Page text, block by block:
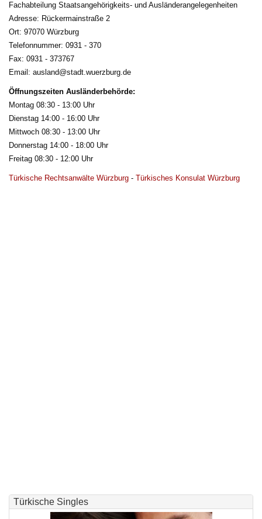
Fachabteilung Staatsangehörigkeits- und Ausländerangelegenheiten
Adresse: Rückermainstraße 2
Ort: 97070 Würzburg
Telefonnummer: 0931 - 370
Fax: 0931 - 373767
Email: ausland@stadt.wuerzburg.de
Öffnungszeiten Ausländerbehörde:
Montag 08:30 - 13:00 Uhr
Dienstag 14:00 - 16:00 Uhr
Mittwoch 08:30 - 13:00 Uhr
Donnerstag 14:00 - 18:00 Uhr
Freitag 08:30 - 12:00 Uhr
Türkische Rechtsanwälte Würzburg - Türkisches Konsulat Würzburg
Türkische Singles